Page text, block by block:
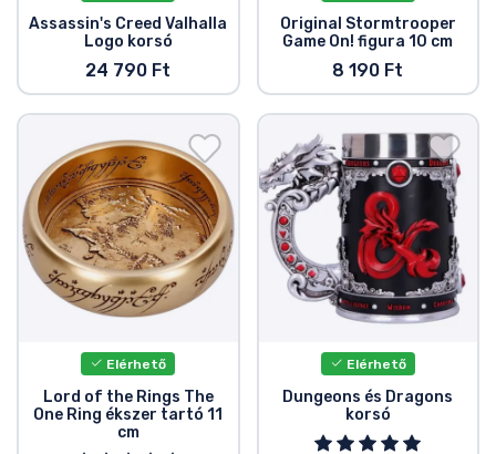
Assassin's Creed Valhalla
Logo korsó
24 790 Ft
Original Stormtrooper
Game On! figura 10 cm
8 190 Ft
Elérhető
Lord of the Rings The
One Ring ékszer tartó 11
cm
Elérhető
Dungeons és Dragons
korsó